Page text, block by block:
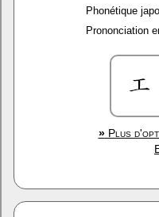
Phonétique
Prononciation
»Plus